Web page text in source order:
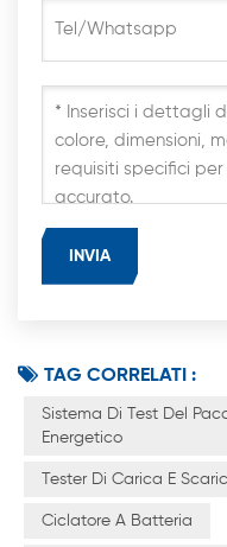
TAG CORRELATI :
Sistema Di Test Del
Energetico
Tester Di Carica E
Ciclatore A Batteria